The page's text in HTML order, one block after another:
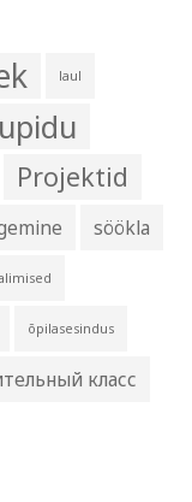
laul
Projektid
söökla
õpilasesindus
класс